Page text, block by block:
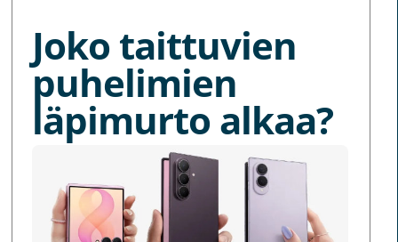
Joko taittuvien
puhelimien
läpimurto alkaa?